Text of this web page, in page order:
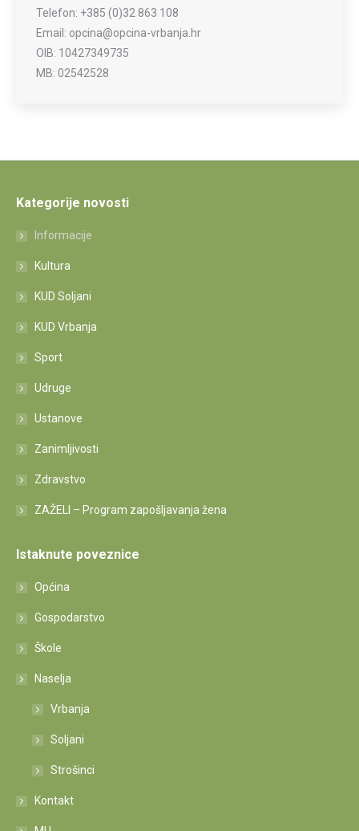
Telefon: +385 (0)32 863 108
Email: opcina@opcina-vrbanja.hr
OIB: 10427349735
MB: 02542528
Kategorije novosti
Informacije
Kultura
KUD Soljani
KUD Vrbanja
Sport
Udruge
Ustanove
Zanimljivosti
Zdravstvo
ZAŽELI – Program zapošljavanja žena
Istaknute poveznice
Općina
Gospodarstvo
Škole
Naselja
Vrbanja
Soljani
Strošinci
Kontakt